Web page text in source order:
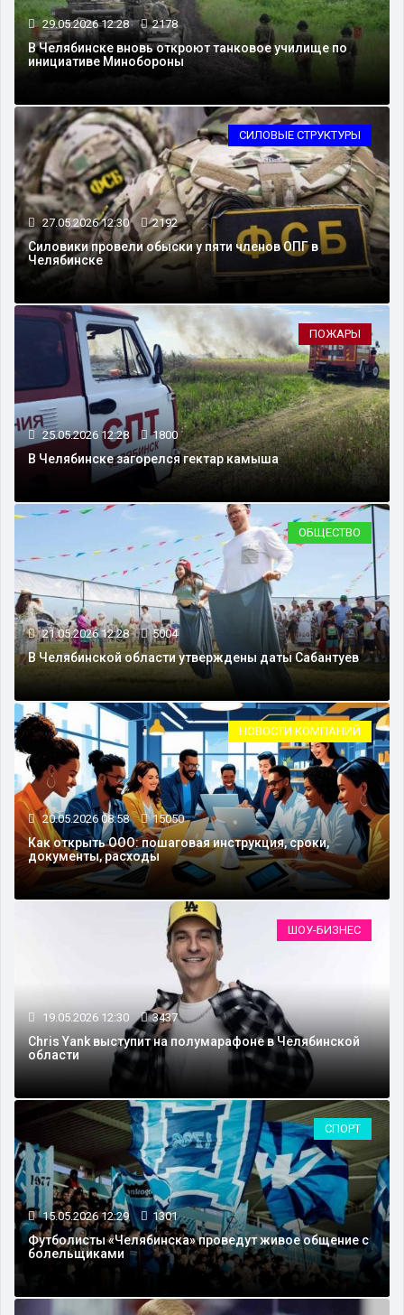
29.05.2026 12:28 2178
В Челябинске вновь откроют танковое училище по
инициативе Минобороны
СИЛОВЫЕ СТРУКТУРЫ
27.05.2026 12:30 2192
Силовики провели обыски у пяти членов ОПГ в
Челябинске
ПОЖАРЫ
25.05.2026 12:28 1800
В Челябинске загорелся гектар камыша
ОБЩЕСТВО
21.05.2026 12:28 5004
В Челябинской области утверждены даты Сабантуев
НОВОСТИ КОМПАНИЙ
20.05.2026 08:58 15050
Как открыть ООО: пошаговая инструкция, сроки,
документы, расходы
ШОУ-БИЗНЕС
19.05.2026 12:30 3437
Chris Yank выступит на полумарафоне в Челябинской
области
СПОРТ
15.05.2026 12:29 1301
Футболисты «Челябинска» проведут живое общение с
болельщиками